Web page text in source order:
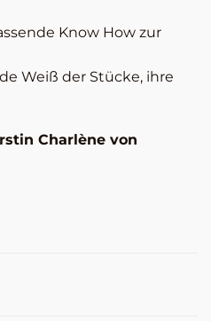
Know How zur
Weiß der Stücke, ihre
Charlène von